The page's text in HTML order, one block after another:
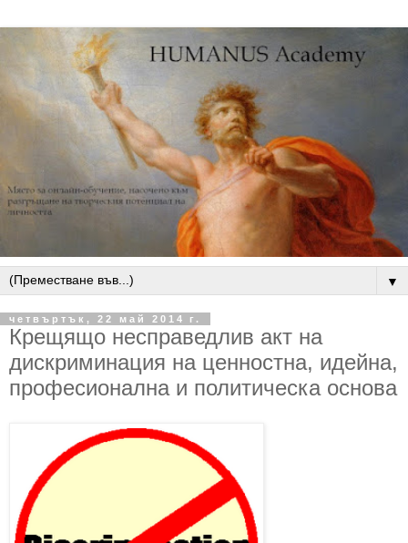
▼
четвъртък, 22 май 2014 г.
Крещящо несправедлив акт на
дискриминация на ценностна, идейна,
професионална и политическа основа